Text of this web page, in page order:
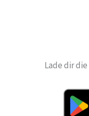
Lade dir